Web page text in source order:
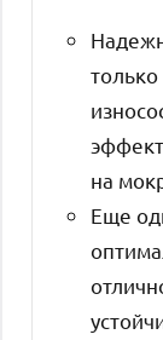
на
Еще